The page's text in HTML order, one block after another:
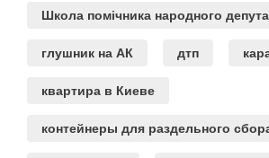
Школа помічника народного
глушник на АК дтп
квартира в Киеве
контейнеры для раздельного